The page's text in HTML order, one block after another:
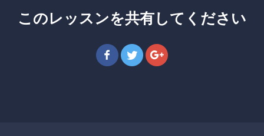
このレッスンを共有してください